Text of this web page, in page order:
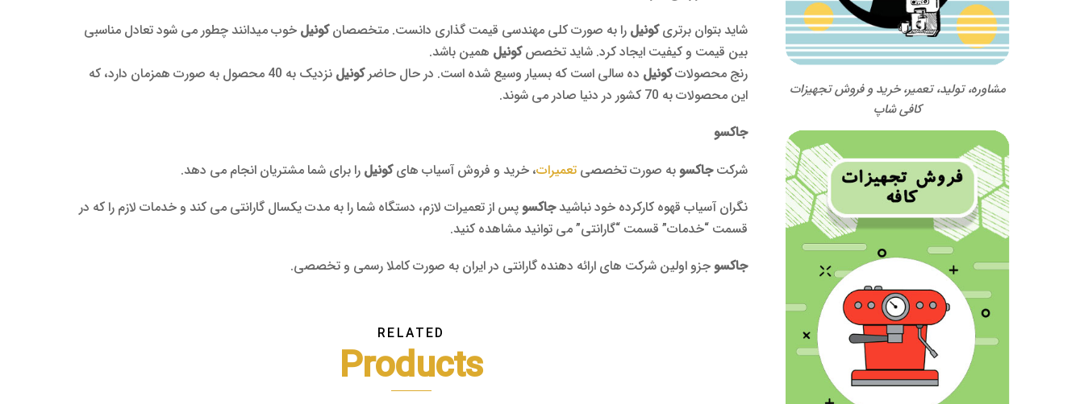
شاید بتوان برتریکونیل را به صورت کلی مهندسی قیمت گذاری دانست. متخصصانکونیل خوب میدانند چطور می شود تعادل مناسبی
بین قیمت و کیفیت ایجاد کرد. شاید تخصصکونیل همین باشد.
رنج محصولاتکونیل ده سالی است که بسیار وسیع شده است. در حال حاضرکونیل
نزدیک به 40 محصول به صورت همزمان دارد، که
این محصولات به 70 کشور در دنیا صادر می شوند.
جاکسو
شرکتجاکسو به صورت تخصصی تعمیرات، خرید و فروش آسیاب هایکونیل را برای شما مشتریان انجام می دهد.
نگران آسیاب قهوه کارکرده خود نباشیدجاکسو پس از تعمیرات لازم، دستگاه شما را به مدت یکسال گارانتی می کند و خدمات لازم را که در
قسمت “خدمات” قسمت “گارانتی” می توانید مشاهده کنید.
جاکسو جزو اولین شرکت های ارائه دهنده گارانتی در ایران به صورت کاملا رسمی و تخصصی.
RELATED
Products
مشاوره، تولید، تعمیر، خرید و فروش تجهیزات
کافی شاپ